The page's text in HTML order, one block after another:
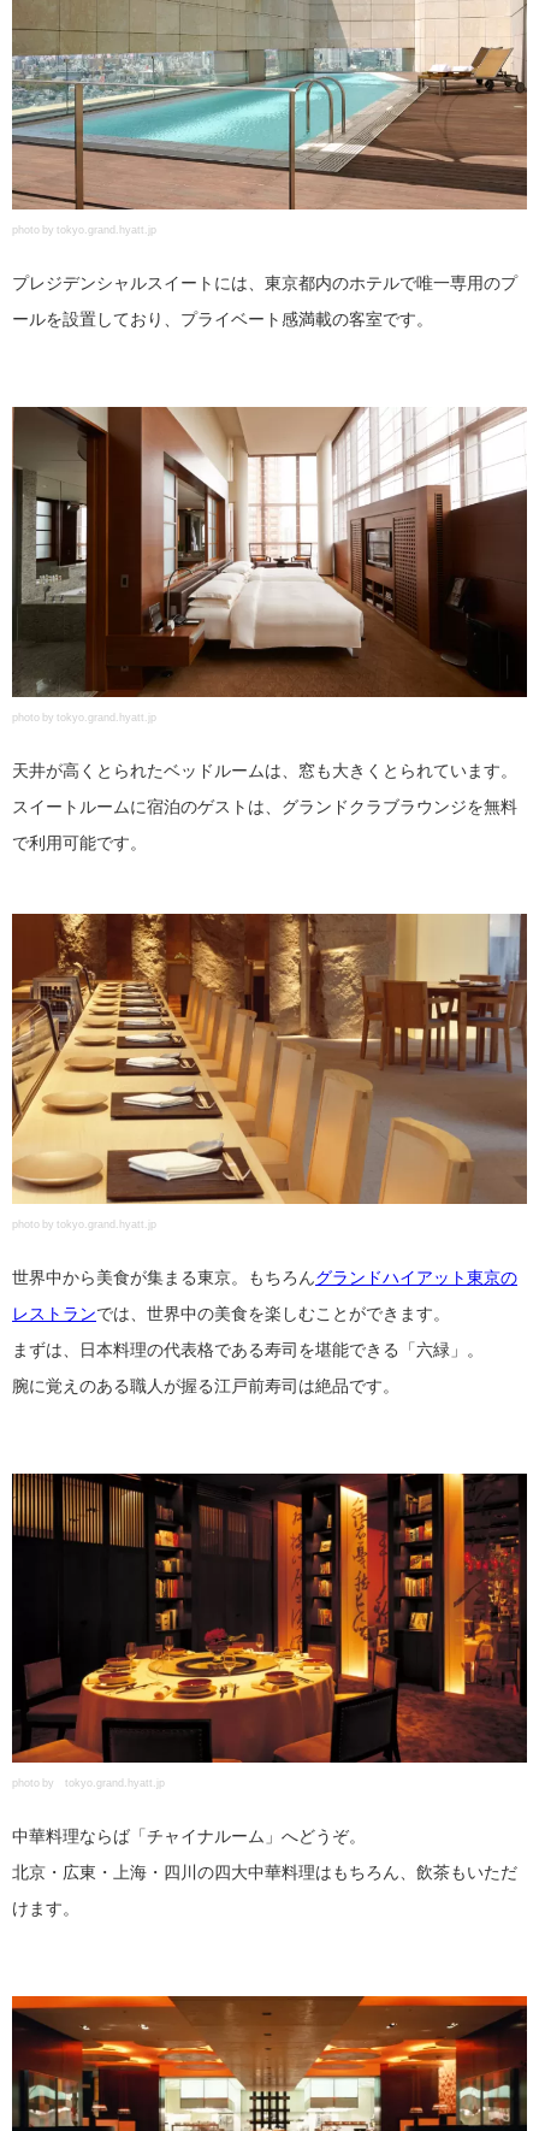
photo by tokyo.grand.hyatt.jp
プレジデンシャルスイートには、東京都内のホテルで唯一専用のプ
ールを設置しており、プライベート感満載の客室です。
photo by tokyo.grand.hyatt.jp
天井が高くとられたベッドルームは、窓も大きくとられています。
スイートルームに宿泊のゲストは、グランドクラブラウンジを無料
で利用可能です。
photo by tokyo.grand.hyatt.jp
世界中から美食が集まる東京。もちろん グランドハイアット東京の
レストランでは、世界中の美食を楽しむことができます。
まずは、日本料理の代表格である寿司を堪能できる「六緑」。
腕に覚えのある職人が握る江戸前寿司は絶品です。
photo by tokyo.grand.hyatt.jp
中華料理ならば「チャイナルーム」へどうぞ。
北京・広東・上海・四川の四大中華料理はもちろん、飲茶もいただ
けます。